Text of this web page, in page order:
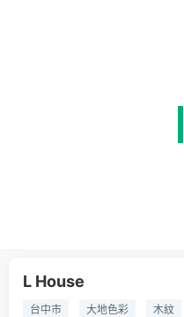
L House
台中市 大地色彩 木紋